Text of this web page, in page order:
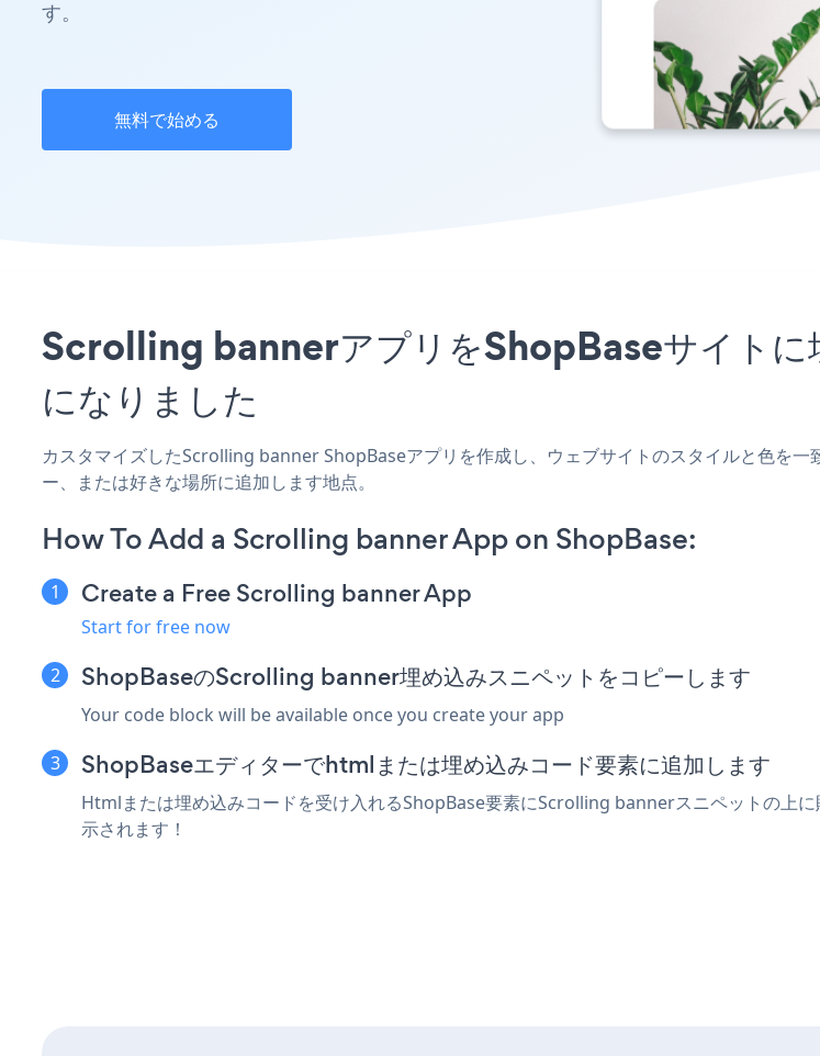
す。
無料で始める
Scrolling bannerアプリをShopBaseサイトに
になりました
カスタマイズしたScrolling banner ShopBaseアプリを作成し、ウェブサイトのスタイルと色を
ー、または好きな場所に追加します地点。
How To Add a Scrolling banner App on ShopBase:
Create a Free Scrolling banner App
Start for free now
ShopBaseのScrolling banner埋め込みスニペットをコピーします
Your code block will be available once you create your app
ShopBaseエディターでhtmlまたは埋め込みコード要素に追加します
Htmlまたは埋め込みコードを受け入れるShopBase要素にScrolling bannerスニペットの上
示されます！